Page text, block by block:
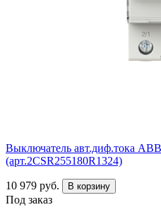
Выключатель авт.диф.тока
(арт.2CSR255180R1324)
10 979 руб. В корзину
Под заказ